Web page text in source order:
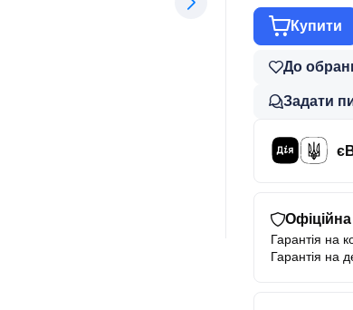
Купити
До
Задати
Офіційна
Гарантія на
Гарантія на